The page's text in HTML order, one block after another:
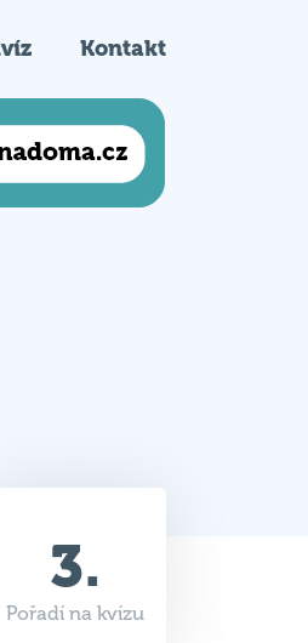
Kontakt
3.
Pořadí na kvízu